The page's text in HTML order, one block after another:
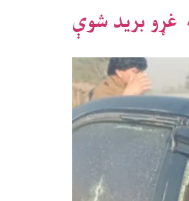
غړو برید شوې